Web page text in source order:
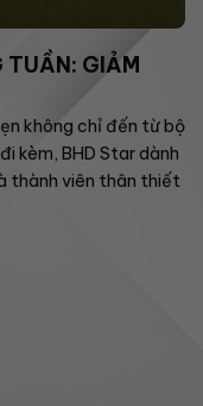
TUẦN: GIẢM
không chỉ đến từ bộ
kèm, BHD Star dành
thành viên thân thiết